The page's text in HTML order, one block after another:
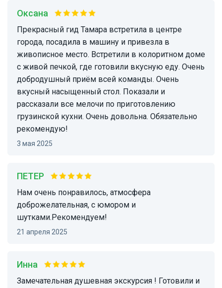
Оксана
Прекрасный гид Тамара встретила в центре
города, посадила в машину и привезла в
живописное место. Встретили в колоритном доме
с живой печкой, где готовили вкусную еду. Очень
добродушный приём всей команды. Очень
вкусный насыщенный стол. Показали и
рассказали все мелочи по приготовлению
грузинской кухни. Очень довольна. Обязательно
рекомендую!
3 мая 2025
ПЕТЕР
Нам очень понравилось, атмосфера
доброжелательная, с юмором и
шутками.Рекомендуем!
21 апреля 2025
Инна
Замечательная душевная экскурсия ! Готовили и